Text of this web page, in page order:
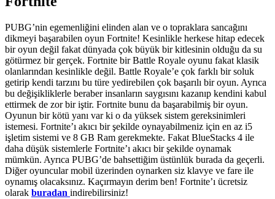
PUBG’nin egemenliğini elinden alan ve o topraklara sancağını
dikmeyi başarabilen oyun Fortnite! Kesinlikle herkese hitap edecek
bir oyun değil fakat dünyada çok büyük bir kitlesinin olduğu da su
götürmez bir gerçek. Fortnite bir Battle Royale oyunu fakat klasik
olanlarından kesinlikle değil. Battle Royale’e çok farklı bir soluk
getirip kendi tarzını bu türe yedirebilen çok başarılı bir oyun. Ayrıca
bu değişikliklerle beraber insanların saygısını kazanıp kendini kabul
ettirmek de zor bir iştir. Fortnite bunu da başarabilmiş bir oyun.
Oyunun bir kötü yanı var ki o da yüksek sistem gereksinimleri
istemesi. Fortnite’ı akıcı bir şekilde oynayabilmeniz için en az i5
işletim sistemi ve 8 GB Ram gerekmekte. Fakat BlueStacks 4 ile
daha düşük sistemlerle Fortnite’ı akıcı bir şekilde oynamak
mümkün. Ayrıca PUBG’de bahsettiğim üstünlük burada da geçerli.
Diğer oyuncular mobil üzerinden oynarken siz klavye ve fare ile
oynamış olacaksınız. Kaçırmayın derim ben! Fortnite’ı ücretsiz
olarak buradan indirebilirsiniz!